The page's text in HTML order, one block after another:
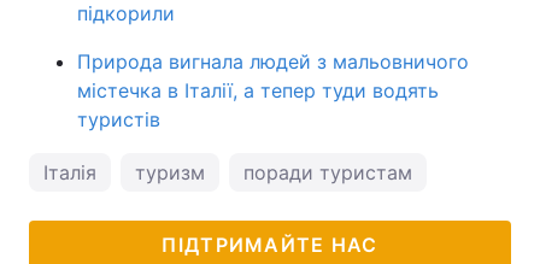
підкорили
Природа вигнала людей з мальовничого
містечка в Італії, а тепер туди водять
туристів
Італія туризм поради туристам
ПІДТРИМАЙТЕ НАС